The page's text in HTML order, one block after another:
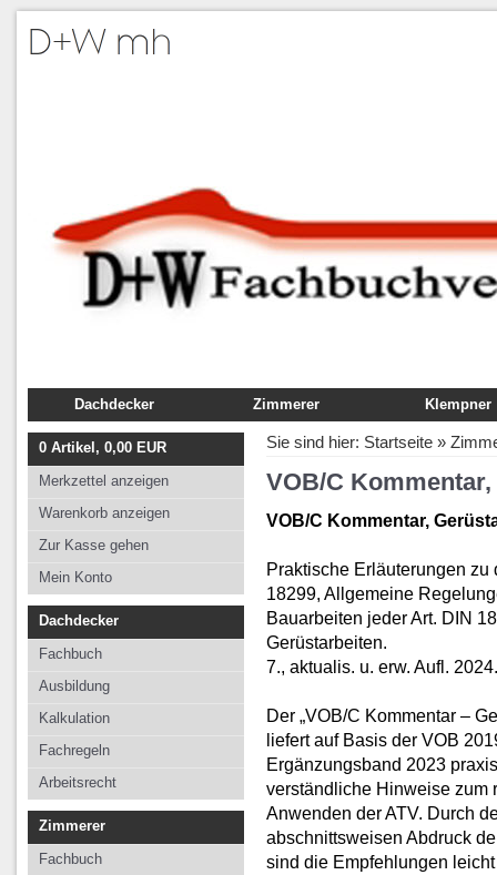
Dachdecker
Fachbuch
Ausbildung
Kalkulation
Fachregeln
Arbeitsrecht
Zimmerer
Fachbuch
Ausbildung
Klempner
Fachbuch
Ausbildung
0 Artikel, 0,00 EUR
Merkzettel anzeigen
Warenkorb anzeigen
Zur Kasse gehen
Mein Konto
Dachdecker
Fachbuch
Ausbildung
Kalkulation
Fachregeln
Arbeitsrecht
Zimmerer
Fachbuch
Sie sind hier: Startseite »
VOB/C
VOB/C Kommentar,
Praktische Erläuterungen zu
18299, Allgemeine
Bauarbeiten jeder Art. DIN
Gerüstarbeiten.
7., aktualis. u. erw. Aufl. 2024.
Der „VOB/C Kommentar –
liefert auf Basis der VOB
Ergänzungsband 2023
verständliche Hinweise zum
Anwenden der ATV. Durch
abschnittsweisen Abdruck
sind die Empfehlungen